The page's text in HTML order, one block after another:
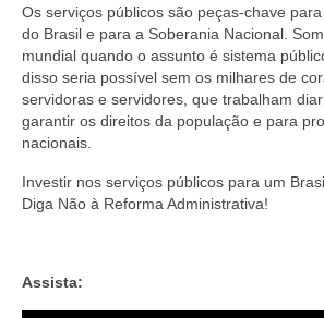
Os serviços públicos são peças-chave
do Brasil e para a Soberania Nacional.
mundial quando o assunto é sistema
disso seria possível sem os milhares de
servidoras e servidores, que trabalham
garantir os direitos da população e para
nacionais.
Investir nos serviços públicos para um
Diga Não à Reforma Administrativa!
Assista: